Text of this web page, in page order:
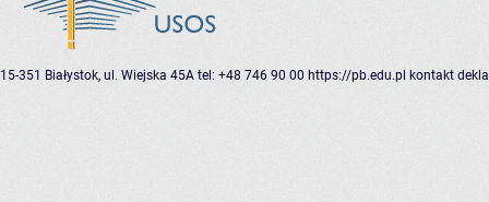
15-351 Białystok, ul. Wiejska 45A tel: +48 746 90 00 https://pb.edu.pl kontakt